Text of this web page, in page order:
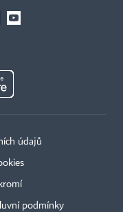
údajů
podmínky